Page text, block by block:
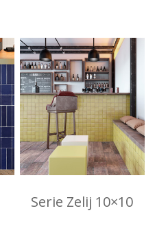
Serie Zelij 10×10